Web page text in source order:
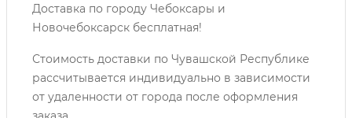
Доставка по городу Чебоксары и
Новочебоксарск бесплатная!
Стоимость доставки по Чувашской Республике
рассчитывается индивидуально в зависимости
от удаленности от города после оформления